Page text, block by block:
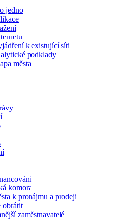
jedno
k existující síti
podklady
města
komora
k pronájmu a prodeji
obrátit
zaměstnavatelé